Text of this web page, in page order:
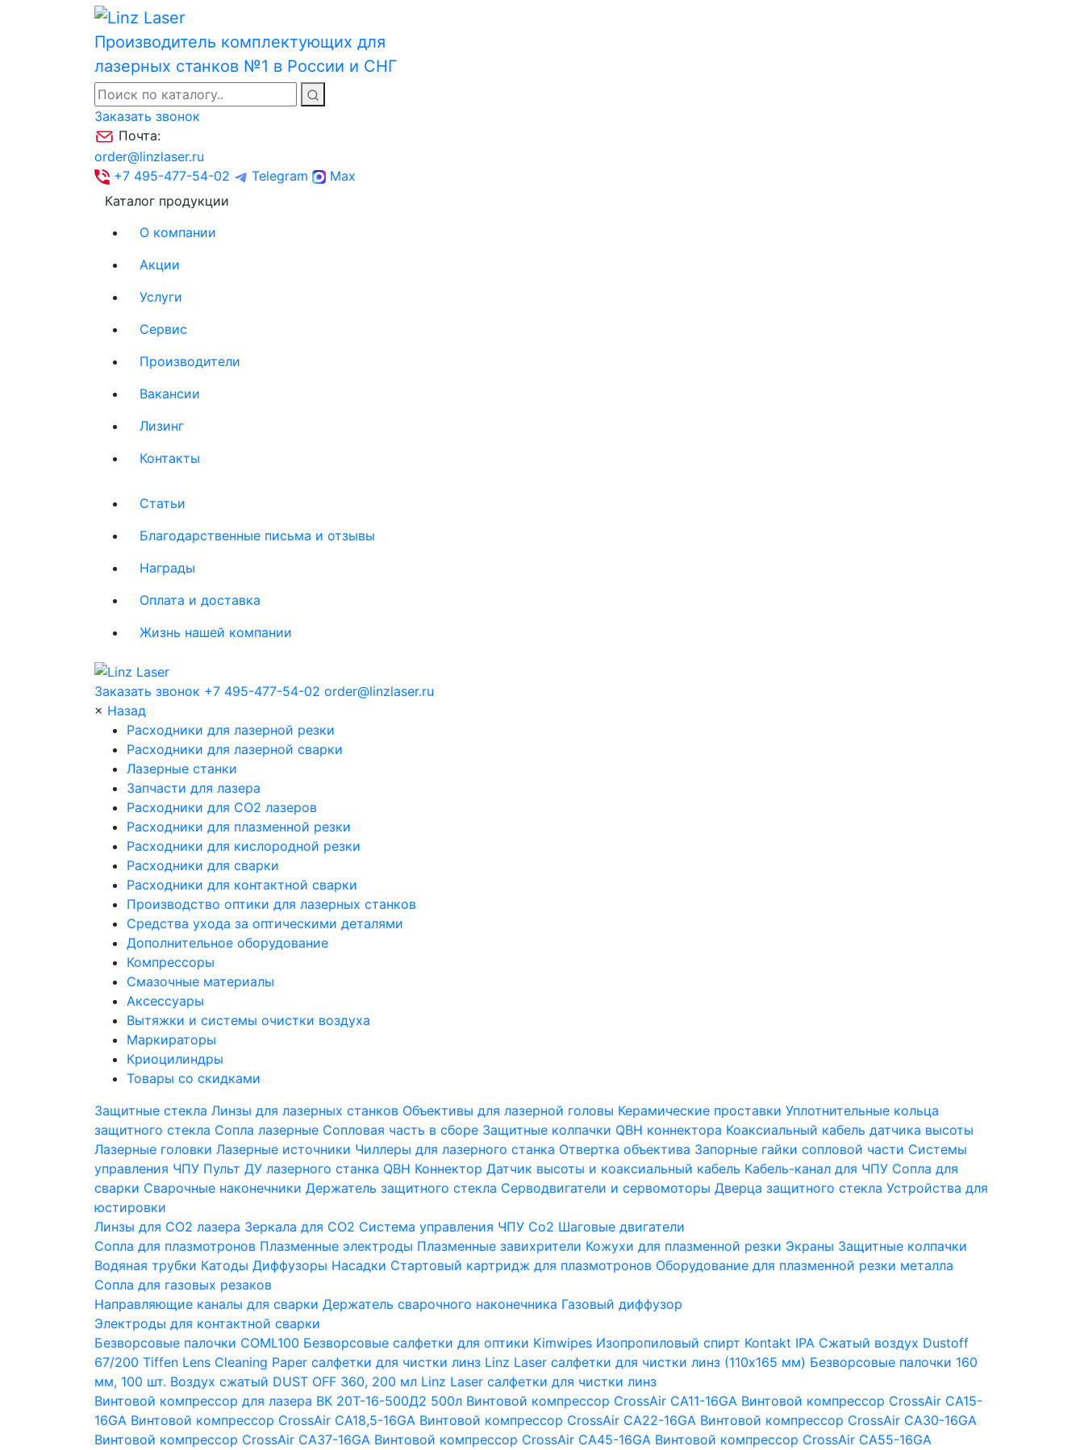
Производитель комплектующих для
лазерных станков №1 в России и СНГ
Заказать звонок
Почта:
order@linzlaser.ru
+7 495-477-54-02
Telegram
Max
Каталог продукции
О компании
Акции
Услуги
Сервис
Производители
Вакансии
Лизинг
Контакты
Статьи
Благодарственные письма и отзывы
Награды
Оплата и доставка
Жизнь нашей компании
Заказать звонок +7 495-477-54-02 order@linzlaser.ru
× Назад
Расходники для лазерной резки
Расходники для лазерной сварки
Лазерные станки
Запчасти для лазера
Расходники для СО2 лазеров
Расходники для плазменной резки
Расходники для кислородной резки
Расходники для сварки
Расходники для контактной сварки
Производство оптики для лазерных станков
Средства ухода за оптическими деталями
Дополнительное оборудование
Компрессоры
Смазочные материалы
Аксессуары
Вытяжки и системы очистки воздуха
Маркираторы
Криоцилиндры
Товары со скидками
Защитные стекла Линзы для лазерных станков Объективы для лазерной головы Керамические проставки Уплотнительные кольца
защитного стекла Сопла лазерные Сопловая часть в сборе Защитные колпачки QBH коннектора Коаксиальный кабель датчика высоты
Лазерные головки Лазерные источники Чиллеры для лазерного станка Отвертка объектива Запорные гайки сопловой части Системы
управления ЧПУ Пульт ДУ лазерного станка QBH Коннектор Датчик высоты и коаксиальный кабель Кабель-канал для ЧПУ Сопла для
сварки Сварочные наконечники Держатель защитного стекла Серводвигатели и сервомоторы Дверца защитного стекла Устройства для
юстировки
Линзы для СО2 лазера Зеркала для СО2 Система управления ЧПУ Co2 Шаговые двигатели
Сопла для плазмотронов Плазменные электроды Плазменные завихрители Кожухи для плазменной резки Экраны Защитные колпачки
Водяная трубки Катоды Диффузоры Насадки Стартовый картридж для плазмотронов Оборудование для плазменной резки металла
Сопла для газовых резаков
Направляющие каналы для сварки Держатель сварочного наконечника Газовый диффузор
Электроды для контактной сварки
Безворсовые палочки COML100 Безворсовые салфетки для оптики Kimwipes Изопропиловый спирт Kontakt IPA Сжатый воздух Dustoff
67/200 Tiffen Lens Cleaning Paper салфетки для чистки линз Linz Laser салфетки для чистки линз (110х165 мм) Безворсовые палочки 160
мм, 100 шт. Воздух сжатый DUST OFF 360, 200 мл Linz Laser салфетки для чистки линз
Винтовой компрессор для лазера ВК 20Т-16-500Д2 500л Винтовой компрессор CrossAir CA11-16GA Винтовой компрессор CrossAir CA15-
16GA Винтовой компрессор CrossAir CA18,5-16GA Винтовой компрессор CrossAir CA22-16GA Винтовой компрессор CrossAir CA30-16GA
Винтовой компрессор CrossAir CA37-16GA Винтовой компрессор CrossAir CA45-16GA Винтовой компрессор CrossAir CA55-16GA